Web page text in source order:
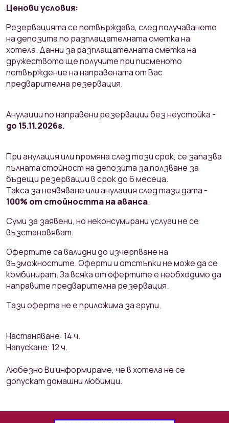
Ценови условия:
Резервацията се потвърждава, след получаването
на депозита по разплащателната сметка на
хотела. Данни за разплащателната сметка на
дружеството ще получите при писменото
потвърждение на направената от Вас
предварителна резервация.
Анулации по направени резервации без неустойка -
до 15.11.2026г.
При анулация или промяна след този срок, се запазва
пълната стойност на депозита за ползване за
бъдещи резервации в срок до 6 месеца.
Такса за неявяване или анулация след тази дата -
100% от стойността на аванса.
Суми за заявени, но неконсумирани услуги не се
възстановяват.
Офертите са валидни до изчерпване на
възможностите. Оферти и отстъпки не може да се
комбинират. За всяка от офертите е необходимо да
направите предварителна резервация.
Тази оферта не е приложима за групи.
Настаняване: 14 ч.
Напускане: 12 ч.
Любезно Ви информираме, че в хотела не се
допускат домашни любимци.